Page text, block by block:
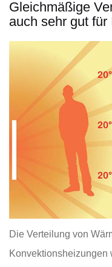
Gleichmäßige
auch sehr gut
Die Verteilung von
Konvektionsheizungen